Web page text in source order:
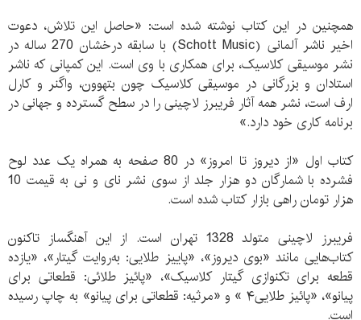
همچنین در این کتاب نوشته شده است: «حاصل این تلاش، دعوت
اخیر ناشر آلمانی (Schott Music) با سابقه درخشان 270 ساله در
نشر موسیقی کلاسیک، برای همکاری با وی است. این کمپانی که ناشر
استادان و بزرگانی در موسیقی کلاسیک چون بتهوون، واگنر و کارل
ارف است، نشر همه آثار فریبرز لاچینی را در سطح گسترده و جهانی در
برنامه کاری خود دارد.»
کتاب اول «از دیروز تا امروز» در 80 صفحه به همراه یک عدد لوح
فشرده با شمارگان دو هزار جلد از سوی نشر نای و نی به قیمت 10
هزار تومان راهی بازار کتاب شده است.
فریبرز لاچینی متولد 1328 تهران است. از این آهنگساز تاکنون
کتاب‌هایی مانند «بوی دیروز»، «پ‍ای‍ی‍ز طلای‍ی‌: ب‍ه‌روای‍ت‌ گ‍ی‍ت‍ار»، «ی‍ازده‌
ق‍طع‍ه‌ ب‍رای‌ ت‍ک‍ن‍وازی‌ گ‍ی‍ت‍ار ک‍لاس‍ی‍ک»،‌ «پ‍ائ‍ی‍ز طلائ‍ی‌: ق‍طع‍ات‍ی‌ ب‍رای‌
پ‍ی‍ان‍و»، «پ‍ائ‍ی‍ز طلای‍ی‌۴ » و «مرثیه: قطعاتی برای پیانو»‮‬ به چاپ رسیده